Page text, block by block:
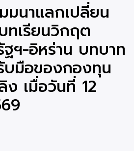
แสดง
ผล
นาแลกเปลี่ยน
ทเรียนวิกฤต
ฯ-อิหร่าน บทบาท
บมือของกองทุน
ง เมื่อวันที่ 12